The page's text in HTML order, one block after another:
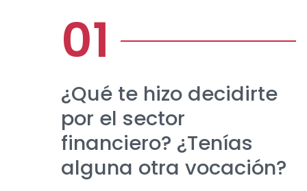
¿Qué te hizo decidirte
por el sector
financiero? ¿Tenías
alguna otra vocación?